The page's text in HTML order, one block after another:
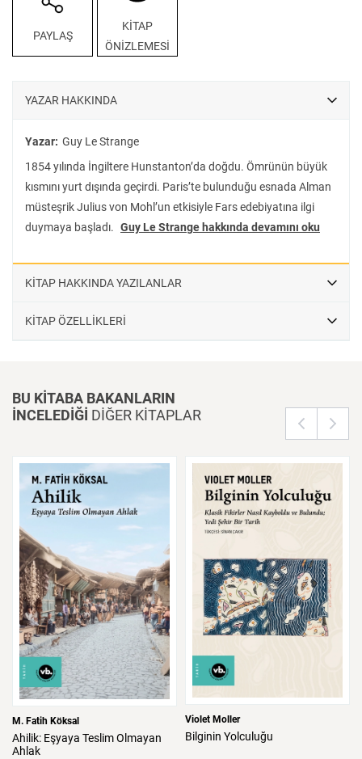
gözlemleriyle birlikte değerlendirilmiştir. Böylece İslam coğrafya
geleneğinde dağınık hâlde bulunan malumat, sistematik bir
bütünlük içinde bir araya getirilmiştir. Eserde eyaletlerin
ticaret yolları ve emtia, yapılar ile yerleşim birimleri arasındaki
İran’a ve Orta Asya’ya uzanan eyaletleri adım adım takip eden
düzeniyle, hem karşılaştırmalı okumaya hem de müracaat amaçlı
PAYLAŞ
KİTAP
ÖNİZLEMESİ
YAZAR HAKKINDA
Yazar: Guy Le Strange
1854 yılında İngiltere Hunstanton’da doğdu. Ömrünün büyük
kısmını yurt dışında geçirdi. Paris’te bulunduğu esnada Alman
müsteşrik Julius von Mohl’un etkisiyle Fars edebiyatına ilgi
duymaya başladı. Guy Le Strange hakkında devamını oku
KİTAP HAKKINDA YAZILANLAR
KİTAP ÖZELLİKLERİ
BU KİTABA BAKANLARIN
İNCELEDİĞİ DİĞER KİTAPLAR
M. Fatih Köksal
Ahilik: Eşyaya TeslimOlmayan
Ahlak
Violet Moller
Bilginin Yolculuğu